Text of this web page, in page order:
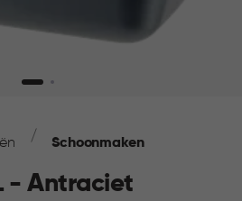
Schoonmaken
- Antraciet